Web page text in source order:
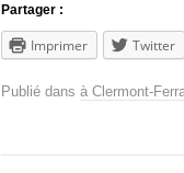
Partager :
Imprimer Twitter
Publié dans à Clermont-